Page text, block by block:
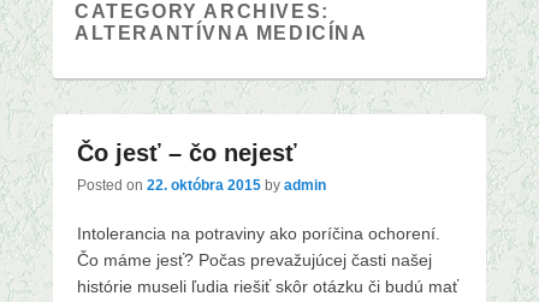
CATEGORY ARCHIVES:
ALTERANTÍVNA MEDICÍNA
Čo jesť – čo nejesť
Posted on 22. októbra 2015 by admin
Intolerancia na potraviny ako poríčina ochorení.
Čo máme jesť? Počas prevažujúcej časti našej
histórie museli ľudia riešiť skôr otázku či budú mať